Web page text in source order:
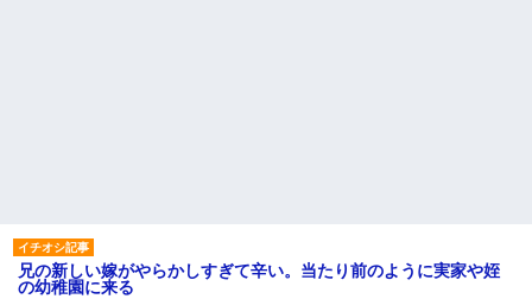
兄の新しい嫁がやらかしすぎて辛い。当たり前のように実家や姪
の幼稚園に来る